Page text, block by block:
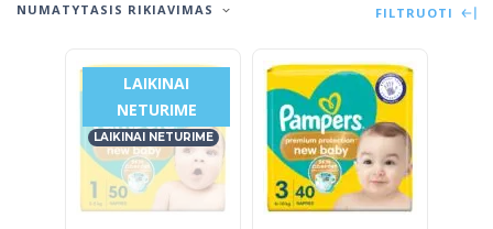
NUMATYTASIS RIKIAVIMAS FILTRUOTI
LAIKINAI
NETURIME
LAIKINAI NETURIME